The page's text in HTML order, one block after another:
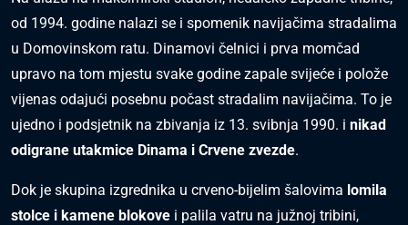
od 1994. godine nalazi se i spomenik navijačima stradalima
u Domovinskom ratu. Dinamovi čelnici i prva momčad
upravo na tom mjestu svake godine zapale svijeće i polože
vijenas odajući posebnu počast stradalim navijačima. To je
ujedno i podsjetnik na zbivanja iz 13. svibnja 1990. i nikad
odigrane utakmice Dinama i Crvene zvezde.
Dok je skupina izgrednika u crveno-bijelim šalovima lomila
stolce i kamene blokove i palila vatru na južnoj tribini,